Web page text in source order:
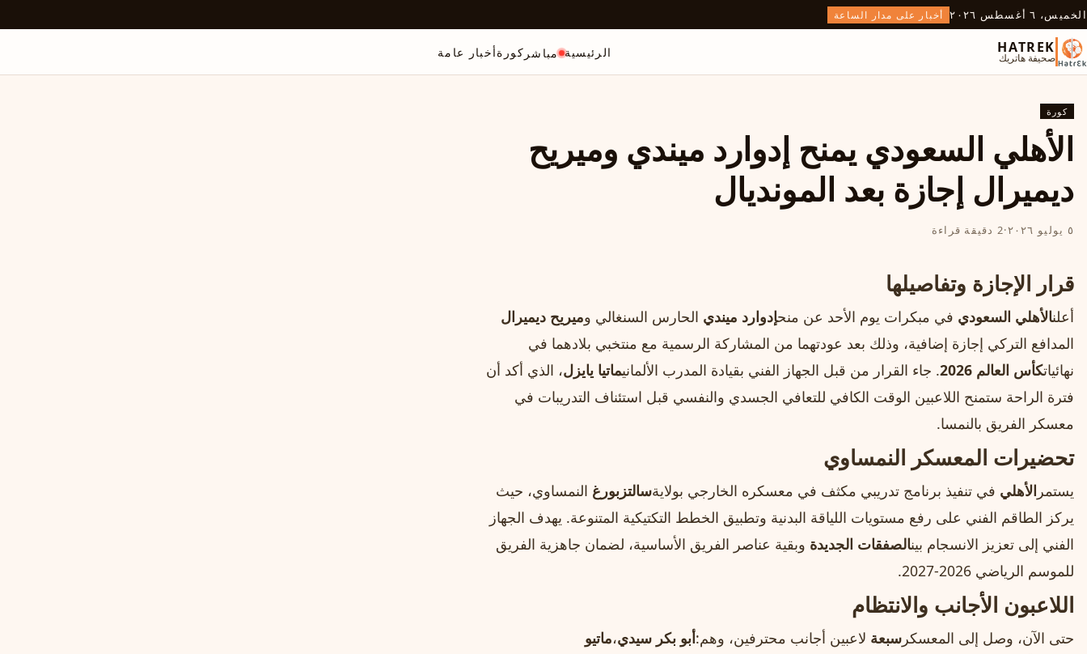
الخميس، ٦ أغسطس ٢٠٢٦ أخبار على مدار الساعة
HATREK
صحيفة هاتريك الرئيسية مباشر كورةأخبار عامة
كورة
الأهلي السعودي يمنح إدوارد ميندي وميريح
ديميرال إجازة بعد المونديال
٥ يوليو ٢٠٢٦ ·2 دقيقة قراءة
قرار الإجازة وتفاصيلها
أعلنالأهلي السعودي في مبكرات يوم الأحد عن منحإدوارد ميندي الحارس السنغالي وميريح ديميرال
المدافع التركي إجازة إضافية، وذلك بعد عودتهما من المشاركة الرسمية مع منتخبي بلادهما في
نهائياتكأس العالم 2026 . جاء القرار من قبل الجهاز الفني بقيادة المدرب الألمانيماتيا يايزل، الذي أكد أن
فترة الراحة ستمنح اللاعبين الوقت الكافي للتعافي الجسدي والنفسي قبل استئناف التدريبات في
معسكر الفريق بالنمسا.
تحضيرات المعسكر النمساوي
يستمر الأهلي في تنفيذ برنامج تدريبي مكثف في معسكره الخارجي بولايةسالتزبورغ النمساوي، حيث
يركز الطاقم الفني على رفع مستويات اللياقة البدنية وتطبيق الخطط التكتيكية المتنوعة. يهدف الجهاز
الفني إلى تعزيز الانسجام بينالصفقات الجديدة وبقية عناصر الفريق الأساسية، لضمان جاهزية الفريق
للموسم الرياضي 2026‑2027.
اللاعبون الأجانب والانتظام
حتى الآن، وصل إلى المعسكر سبعة لاعبين أجانب محترفين، وهم:أبو بكر سيدي،ماتيو